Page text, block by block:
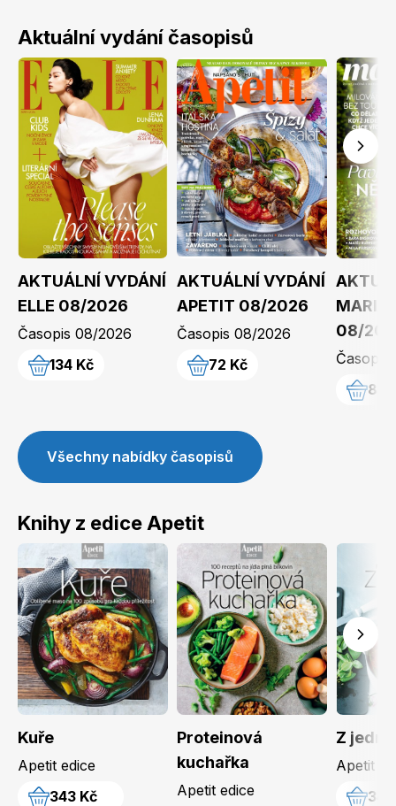
Toprecepty.cz
Aktuální vydání časopisů
AKTUÁLNÍ VYDÁNÍ
ELLE 08/2026
Časopis 08/2026
134 Kč
AKTUÁLNÍ VYDÁNÍ
APETIT 08/2026
Časopis 08/2026
72 Kč
08/
Časopis
84
Všechny nabídky časopisů
Knihy z edice Apetit
Kuře
Apetit edice
343 Kč
Proteinová
kuchařka
Apetit edice
Z
Apetit